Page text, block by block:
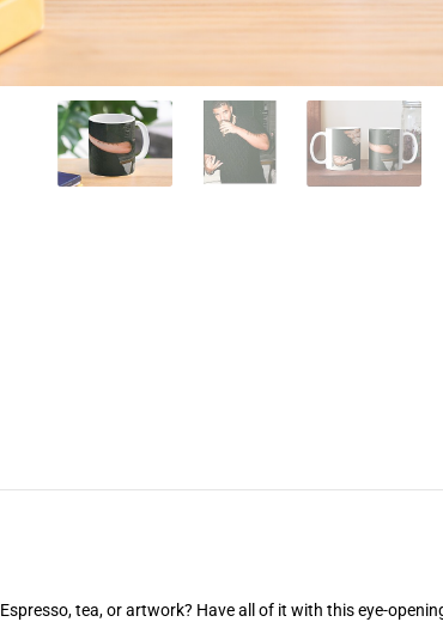
Espresso, tea, or artwork? Have all of it with this eye-